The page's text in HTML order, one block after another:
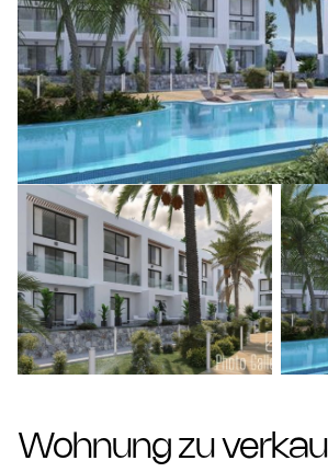
Wohnung zu